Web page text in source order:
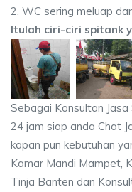
2. WC sering meluap
Itulah ciri-ciri spitank
Sebagai Konsultan
24 jam siap anda Chat
kapan pun kebutuhan
Kamar Mandi Mampet,
Tinja Banten dan